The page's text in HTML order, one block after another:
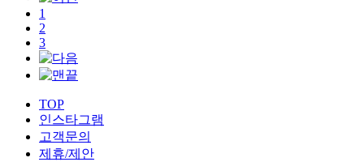
1
2
3
TOP
인스타그램
고객문의
제휴/제안